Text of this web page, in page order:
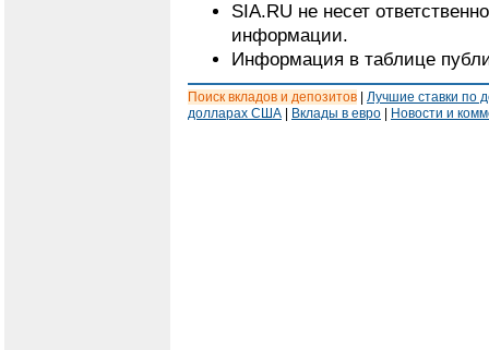
SIA.RU не несет
информации.
Информация в таблице
Поиск вкладов и депозитов
Лучшие ставки по
долларах США
Вклады в евро Новости и